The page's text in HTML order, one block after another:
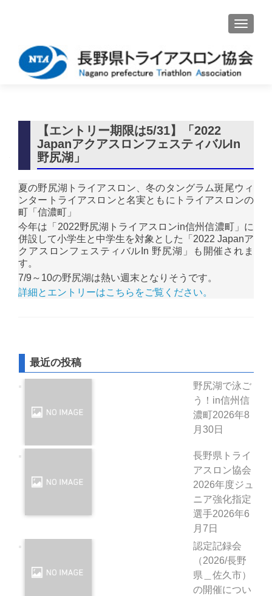
ナビゲ
【エントリー期限は5/31】「2022
JapanアクアスロンフェスティバルIn
野尻湖」
夏の野尻湖トライアスロン、冬のタングラム斑尾ウィ
ンタートライアスロンと名実ともにトライアスロンの
町「信濃町」
今年は「2022野尻湖トライアスロンin信州信濃町」に
併設して小学生と中学生を対象とした「2022 Japanア
クアスロンフェスティバルIn 野尻湖」も開催されま
す。
7/9～10の野尻湖は熱い週末となりそうです。
詳細とエントリーはこちらをご覧ください。
最近の投稿
野尻湖で泳ご
う！in信州信
濃町 2026年8
月30日
長野県トライ
アスロン協会
2026年度ジュ
ニア強化指定
選手2026年6
月7日
認定記録会
（2026/長野
県＿佐久市）
の開催につい